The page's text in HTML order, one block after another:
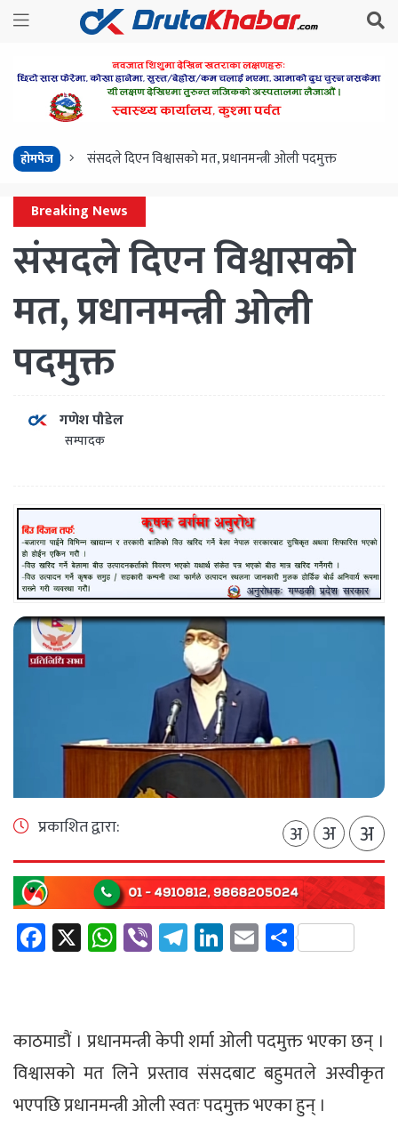
होमपेज संसदले दिएन विश्वासको मत, प्रधानमन्त्री ओली पदमुक्त
Breaking News
संसदले दिएन विश्वासको
मत, प्रधानमन्त्री ओली
पदमुक्त
गणेश पौडेल
सम्पादक
प्रकाशित द्वारा: अ अ अ
Facebook
X WhatsApp
ViberTelegram
LinkedIn
EmailShare
काठमाडौं । प्रधानमन्त्री केपी शर्मा ओली पदमुक्त भएका छन् ।
विश्वासको मत लिने प्रस्ताव संसदबाट बहुमतले अस्वीकृत
भएपछि प्रधानमन्त्री ओली स्वतः पदमुक्त भएका हुन् ।